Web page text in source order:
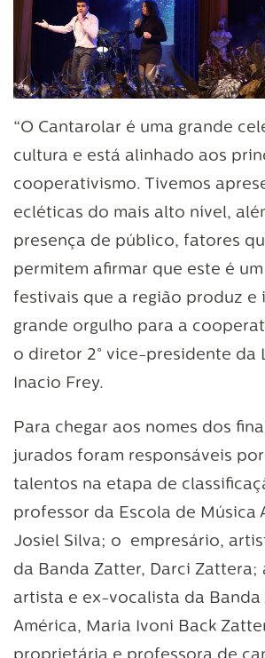
“O Cantarolar é uma grande
cultura e está alinhado aos
cooperativismo. Tivemos
ecléticas do mais alto nível,
presença de público, fatores
permitem afirmar que este é
festivais que a região produz e
grande orgulho para a
o diretor 2° vice-presidente da
Inacio Frey.
Para chegar aos nomes dos
jurados foram responsáveis
talentos na etapa de
professor da Escola de Música
Josiel Silva; o empresário,
da Banda Zatter, Darci Zattera;
artista e ex-vocalista da Banda
América, Maria Ivoni Back